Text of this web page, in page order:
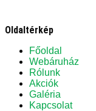
Oldaltérkép
Főoldal
Webáruház
Rólunk
Akciók
Galéria
Kapcsolat